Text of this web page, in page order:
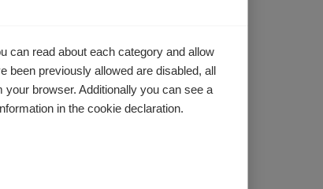
D’ÉNERGIES
DES ARBRES
on
des solutions
depuis
can read about each category and allow
been previously allowed are disabled, all
browser. Additionally you can see a
in the cookie declaration.